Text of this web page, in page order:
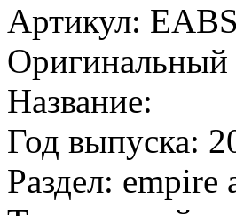
Артикул:
Оригинальный
Название:
Год выпуска:
Раздел: empire